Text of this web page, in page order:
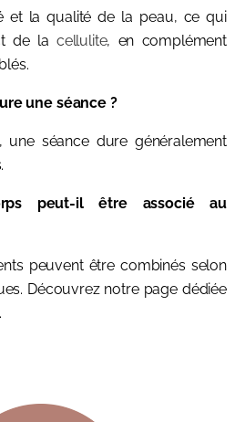
et la qualité de la peau, ce qui
de la cellulite, en complément
une séance ?
une séance dure généralement
peut-il être associé au
peuvent être combinés selon
Découvrez notre page dédiée